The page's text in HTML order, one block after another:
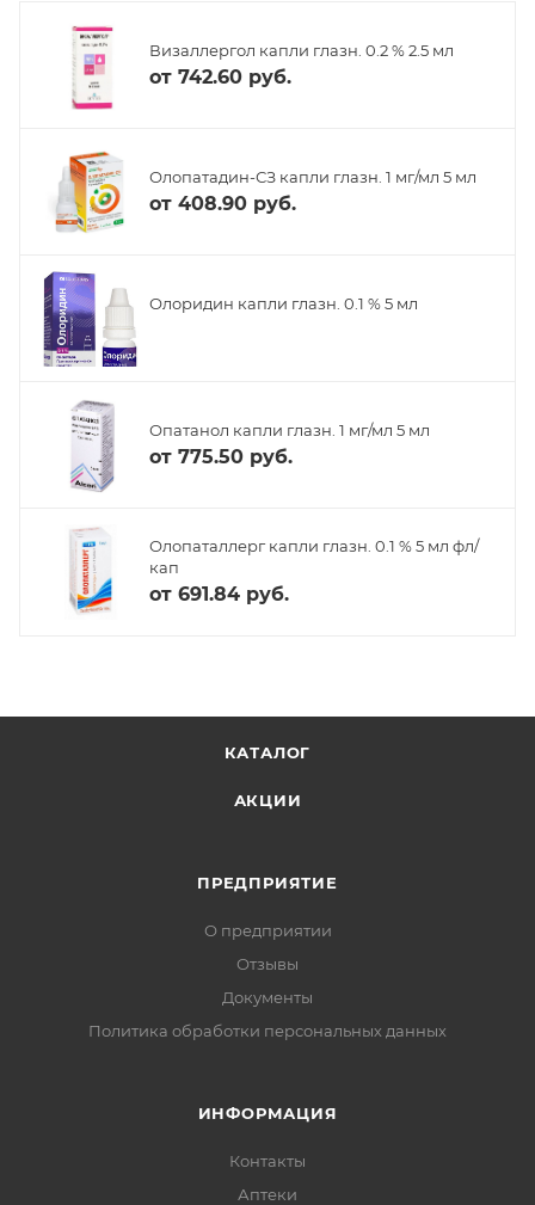
Визаллергол капли глазн. 0.2 % 2.5 мл
от 742.60 руб.
Олопатадин-СЗ капли глазн. 1 мг/мл 5 мл
от 408.90 руб.
Олоридин капли глазн. 0.1 % 5 мл
Опатанол капли глазн. 1 мг/мл 5 мл
от 775.50 руб.
Олопаталлерг капли глазн. 0.1 % 5 мл фл/
кап
от 691.84 руб.
КАТАЛОГ
АКЦИИ
ПРЕДПРИЯТИЕ
О предприятии
Отзывы
Документы
Политика обработки персональных данных
ИНФОРМАЦИЯ
Контакты
Аптеки